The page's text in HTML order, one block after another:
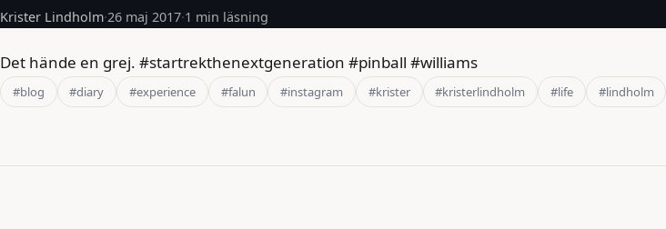
Krister Lindholm·26 maj 2017·1 min läsning
Det hände en grej. #startrekthenextgeneration #pinball #williams
#blog #diary #experience #falun #instagram #krister #kristerlindholm #life #lindholm